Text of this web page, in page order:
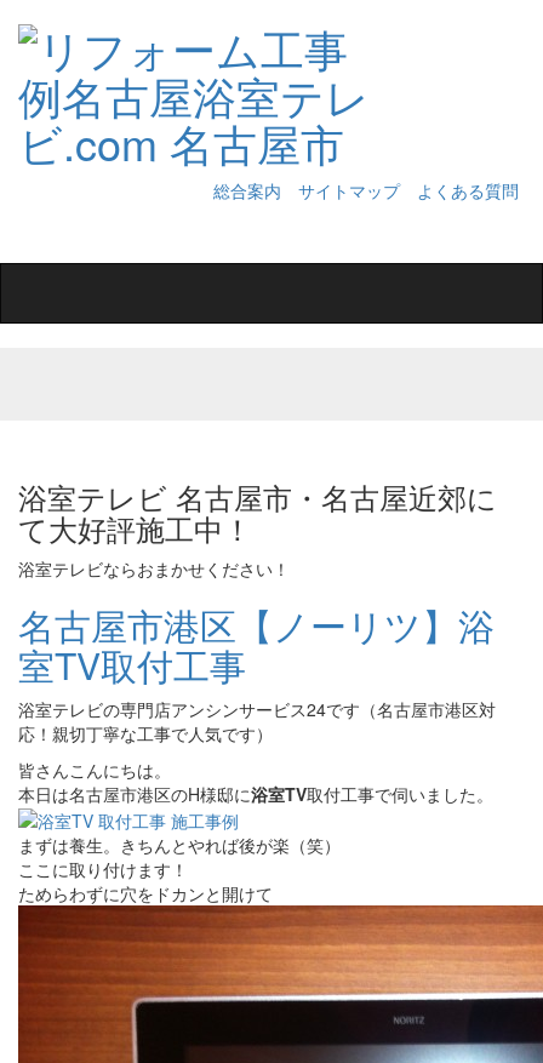
総合案内 サイトマップ
よくある質問
浴室テレビ 名古屋市・名古屋近郊に
て大好評施工中！
浴室テレビならおまかせください！
名古屋市港区【ノーリツ】浴
室TV取付工事
浴室テレビの専門店アンシンサービス24です（名古屋市港区対
応！親切丁寧な工事で人気です）
皆さんこんにちは。
本日は名古屋市港区のH様邸に浴室TV取付工事で伺いました。
まずは養生。きちんとやれば後が楽（笑）
ここに取り付けます！
ためらわずに穴をドカンと開けて